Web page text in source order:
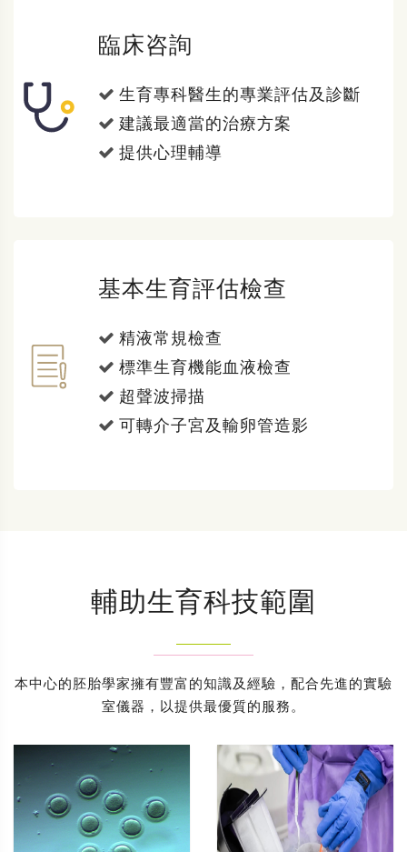
臨床咨詢
生育專科醫生的專業評估及診斷
建議最適當的治療方案
提供心理輔導
基本生育評估檢查
精液常規檢查
標準生育機能血液檢查
超聲波掃描
可轉介子宮及輸卵管造影
輔助生育科技範圍
本中心的胚胎學家擁有豐富的知識及經驗，配合先進的實驗
室儀器，以提供最優質的服務。